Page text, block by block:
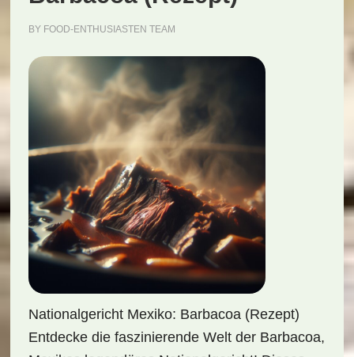
BY FOOD-ENTHUSIASTEN TEAM
Nationalgericht Mexiko: Barbacoa (Rezept)
Entdecke die faszinierende Welt der Barbacoa,